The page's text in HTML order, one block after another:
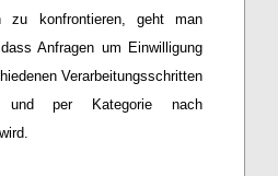
zu konfrontieren, geht man
Anfragen um Einwilligung
Verarbeitungsschritten
und per Kategorie nach